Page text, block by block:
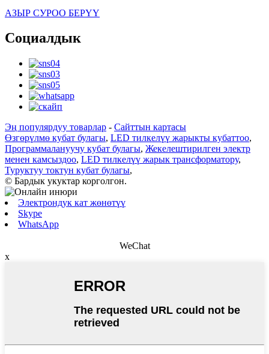
АЗЫР СУРОО БЕРҮҮ
Социалдык
Эң популярдуу товарлар - Сайттын картасы
Өзгөрүлмө кубат булагы, LED тилкелүү жарыкты кубаттоо,
Программалануучу кубат булагы, Жекелештирилген электр
менен камсыздоо, LED тилкелүү жарык трансформатору,
Туруктуу токтун кубат булагы,
© Бардык укуктар корголгон.
Электрондук кат жөнөтүү
Skype
WhatsApp
WeChat
x